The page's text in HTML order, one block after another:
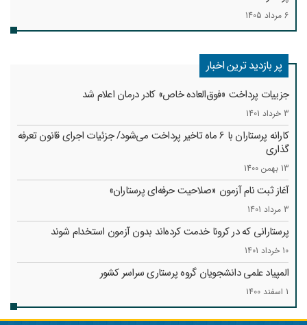
6 مرداد 1405
پر بازدید ترین اخبار
جزییات پرداخت «فوق‌العاده خاص» کادر درمان اعلام شد
3 خرداد 1401
کارانه‌ پرستاران با 6 ماه تاخیر پرداخت می‌شود/ جزئیات اجرای قانون تعرفه
گذاری
13 بهمن 1400
آغاز ثبت نام آزمون «صلاحیت حرفه‌ای پرستاران»
3 مرداد 1401
پرستارانی که در کرونا خدمت کرد‌ه‌اند بدون آزمون استخدام شوند
10 خرداد 1401
المپیاد علمی دانشجویان گروه پرستاری سراسر کشور
1 اسفند 1400